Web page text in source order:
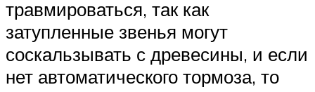
травмироваться, так как
затупленные звенья могут
соскальзывать с древесины, и если
нет автоматического тормоза, то